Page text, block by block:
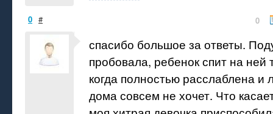
0 # 0
спасибо большое за ответы.
пробовала, ребенок спит на ней
когда полностью расслаблена и
дома совсем не хочет. Что